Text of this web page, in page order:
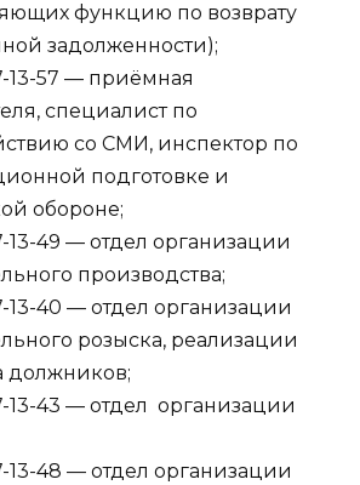
функцию по возврату
задолженности);
13-57 — приёмная
специалист по
со СМИ, инспектор по
подготовке и
обороне;
13-49 — отдел организации
производства;
13-40 — отдел организации
розыска, реализации
должников;
13-43 — отдел организации
13-48 — отдел организации